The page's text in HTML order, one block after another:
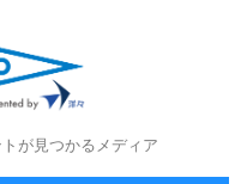
が見つかるメディア